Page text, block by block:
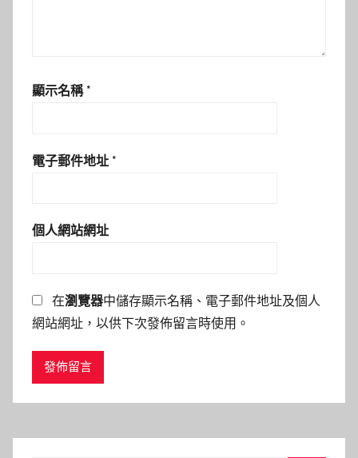
顯示名稱 *
電子郵件地址 *
個人網站網址
在瀏覽器中儲存顯示名稱、電子郵件地址及個人
網站網址，以供下次發佈留言時使用。